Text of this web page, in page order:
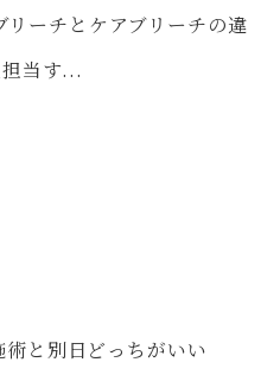
ーチとケアブリーチの違
当す...
と別日どっちがいい